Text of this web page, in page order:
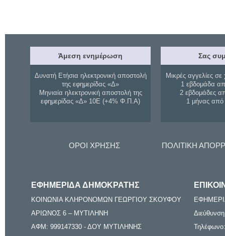
Άμεση ενημέρωση
Δυνατή Ετήσια ηλεκτρονική αποστολή
της εφημερίδας «Δ»
Μηνιαία ηλεκτρονική αποστολή της
εφημερίδας «Δ» 10Ε (+4% Φ.Π.Α)
Σας
Μικρές αγγελίες σε
1 εβδομάδα
2 εβδομάδες
1 μήνας
ΟΡΟΙ ΧΡΗΣΗΣ ΠΟΛΙΤΙΚΗ
ΕΦΗΜΕΡΙΔΑ ΔΗΜΟΚΡΑΤΗΣ
ΚΟΙΝΩΝΙΑ ΚΛΗΡΟΝΟΜΩΝ ΓΕΩΡΓΙΟΥ ΣΚΟΥΦΟΥ
ΑΡΙΩΝΟΣ 6 – ΜΥΤΙΛΗΝΗ
ΑΦΜ: 999147330 - ΔΟΥ ΜΥΤΙΛΗΝΗΣ